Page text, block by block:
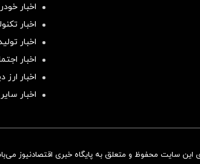
اخبار
اخبار
اخبار
اخبار
اخبار ارز
اخبار
سایت محفوظ و متعلق به پایگاه خبری اقتصادنیوز